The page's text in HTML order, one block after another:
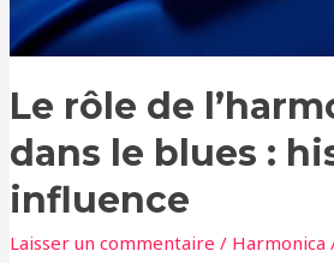
Le rôle de
dans le blues :
influence
Laisser un commentaire / Harmonica
histoire
et